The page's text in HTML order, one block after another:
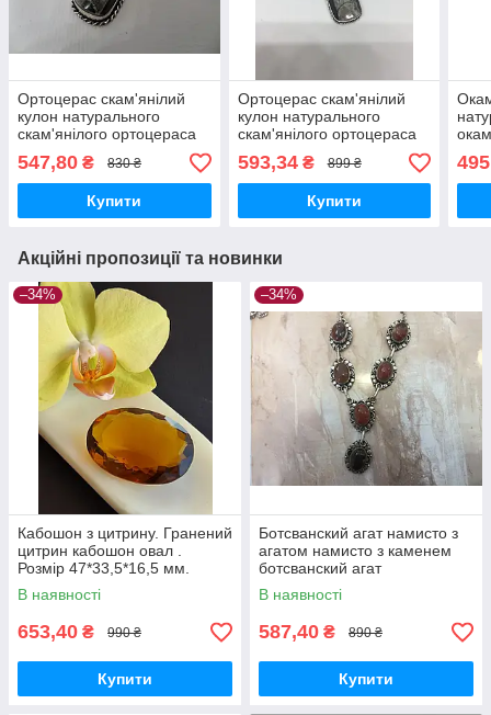
Ортоцерас скам'янілий
кулон натурального
скам'янілого ортоцераса
Індія
547,80 ₴ 830 ₴
Купити
Ортоцерас скам'янілий
кулон натурального
скам'янілого ортоцераса
Індія
593,34₴ 899 ₴
Купити
495
Акційні пропозиції та новинки
–34%
Кабошон з цитрину. Гранений
цитрин кабошон овал .
Розмір 47*33,5*16,5 мм.
Камінь цитрин. Індія.
В наявності
653,40 ₴ 990 ₴
Купити
–34%
Ботсванский агат намисто з
агатом намисто з каменем
ботсванский агат
В наявності
587,40 ₴ 890 ₴
Купити